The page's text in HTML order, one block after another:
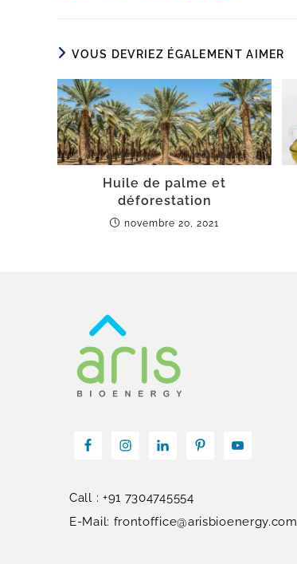
VOUS DEVRIEZ ÉGALEMENT AIMER
Huile de palme et
déforestation
novembre 20, 2021
Call : +91 7304745554
E-Mail: frontoffice@arisbioenergy.com